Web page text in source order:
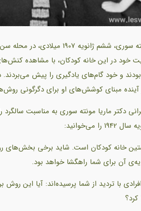
نخستین خانه کودکان مونته سوری،
خود در این خانه کودکان، با مشاهده
و خود گام‌های یادگیری را پیش
مبنای کوشش‌های او برای دگرگونی
دکتر ماریا مونته سوری به مناسبت
خانه کودکان است. شاید برخی بخش‌های
آن برای شما راهگشا خواهد بود.
با تردید از شما پرسیده‌اند: آیا این